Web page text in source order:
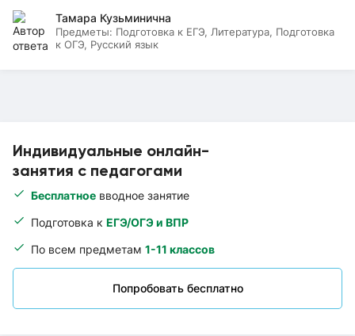
Индивидуальные онлайн-
занятия с педагогами
Бесплатное вводное занятие
Подготовка к ЕГЭ/ОГЭ и ВПР
По всем предметам 1-11 классов
Попробовать бесплатно
Тамара Кузьминична
Предметы: Подготовка к ЕГЭ, Литература, Подготовка
к ОГЭ, Русский язык